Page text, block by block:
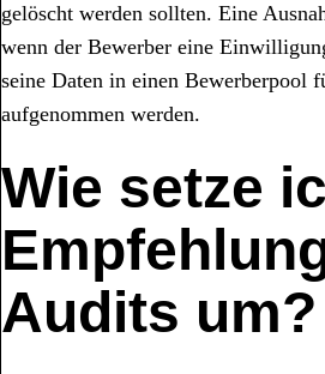
gelöscht werden sollten. Eine
wenn der Bewerber eine
seine Daten in einen Bewerberpool
aufgenommen werden.
Wie setze
Audits um?